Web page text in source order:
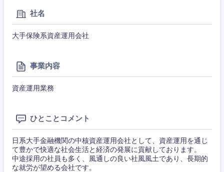
社名
大手保険系資産運用会社
事業内容
資産運用業務
ひとことコメント
日系大手金融機関の中核資産運用会社として、資産運用を通じ
て豊かで快適な社会生活と経済の発展に貢献しております。
中途採用の社員も多く、風通しの良い社風風土であり、長期的
な就労が望める会社です。